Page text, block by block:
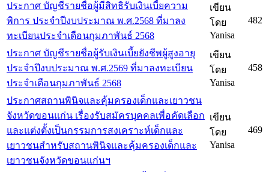
ประกาศ บัญชีรายชื่อผู้มีสิทธิรับเงินเบี้ยความ
พิการ ประจำปีงบประมาณ พ.ศ.2568 ที่มาลง
ทะเบียนประจำเดือนกุมภาพันธ์ 2568
เขียน
โดย
Yanisa
482
ประกาศ บัญชีรายชื่อผู้รับเงินเบี้ยยังชีพผู้สูงอายุ
ประจำปีงบประมาณ พ.ศ.2569 ที่มาลงทะเบียน
ประจำเดือนกุมภาพันธ์ 2568
เขียน
โดย
Yanisa
458
ประกาศสถานพินิจและคุ้มครองเด็กและเยาวชน
จังหวัดขอนแก่น เรื่องรับสมัครบุคคลเพื่อคัดเลือก
และแต่งตั้งเป็นกรรมการสงเคราะห์เด็กและ
เยาวชนสำหรับสถานพินิจและคุ้มครองเด็กและ
เยาวชนจังหวัดขอนแก่นฯ
เขียน
โดย
Yanisa
469